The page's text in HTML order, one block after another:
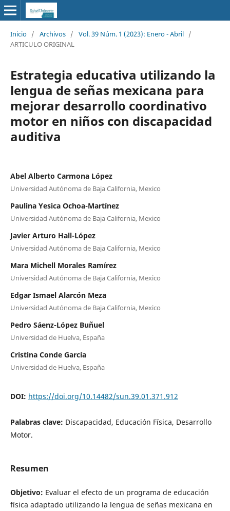
Inicio / Archivos / Vol. 39 Núm. 1 (2023): Enero - Abril /
ARTICULO ORIGINAL
Estrategia educativa utilizando la
lengua de señas mexicana para
mejorar desarrollo coordinativo
motor en niños con discapacidad
auditiva
Abel Alberto Carmona López
Universidad Autónoma de Baja California, Mexico
Paulina Yesica Ochoa-Martínez
Universidad Autónoma de Baja California, Mexico
Javier Arturo Hall-López
Universidad Autónoma de Baja California, Mexico
Mara Michell Morales Ramírez
Universidad Autónoma de Baja California, Mexico
Edgar Ismael Alarcón Meza
Universidad Autónoma de Baja California, Mexico
Pedro Sáenz-López Buñuel
Universidad de Huelva, España
Cristina Conde García
Universidad de Huelva, España
DOI: https://doi.org/10.14482/sun.39.01.371.912
Palabras clave: Discapacidad, Educación Física, Desarrollo
Motor.
Resumen
Objetivo: Evaluar el efecto de un programa de educación
física adaptado utilizando la lengua de señas mexicana en